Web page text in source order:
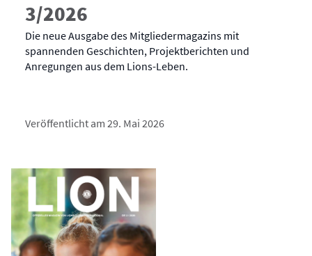
3/2026
Die neue Ausgabe des Mitgliedermagazins mit
spannenden Geschichten, Projektberichten und
Anregungen aus dem Lions-Leben.
Veröffentlicht am 29. Mai 2026